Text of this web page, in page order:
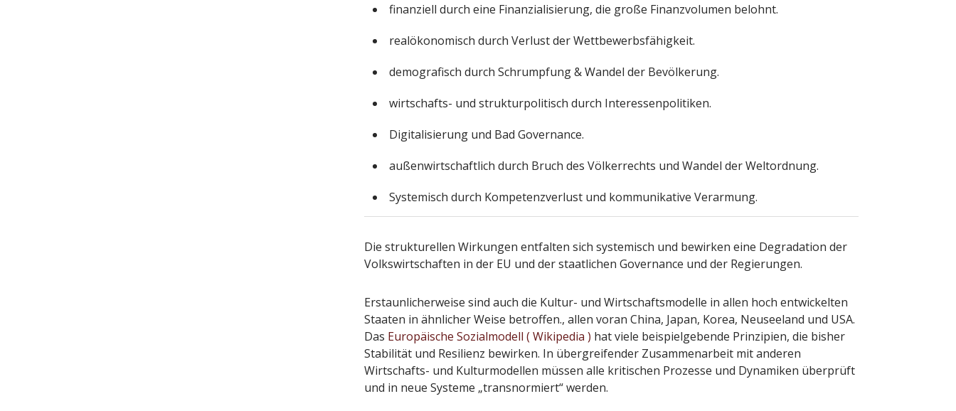
finanziell durch eine Finanzialisierung, die große Finanzvolumen belohnt.
realökonomisch durch Verlust der Wettbewerbsfähigkeit.
demografisch durch Schrumpfung & Wandel der Bevölkerung.
wirtschafts- und strukturpolitisch durch Interessenpolitiken.
Digitalisierung und Bad Governance.
außenwirtschaftlich durch Bruch des Völkerrechts und Wandel der Weltordnung.
Systemisch durch Kompetenzverlust und kommunikative Verarmung.
Die strukturellen Wirkungen entfalten sich systemisch und bewirken eine Degradation der
Volkswirtschaften in der EU und der staatlichen Governance und der Regierungen.
Erstaunlicherweise sind auch die Kultur- und Wirtschaftsmodelle in allen hoch entwickelten
Staaten in ähnlicher Weise betroffen., allen voran China, Japan, Korea, Neuseeland und USA.
Das Europäische Sozialmodell ( Wikipedia ) hat viele beispielgebende Prinzipien, die bisher
Stabilität und Resilienz bewirken. In übergreifender Zusammenarbeit mit anderen
Wirtschafts- und Kulturmodellen müssen alle kritischen Prozesse und Dynamiken überprüft
und in neue Systeme „transnormiert“ werden.